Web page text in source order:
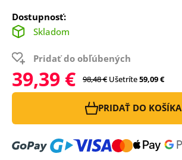
Dostupnosť:
Skladom
Pridať do obľúbených
39,39 € 98,48 € Ušetríte59,09 €
PRIDAŤ DO KOŠÍKA